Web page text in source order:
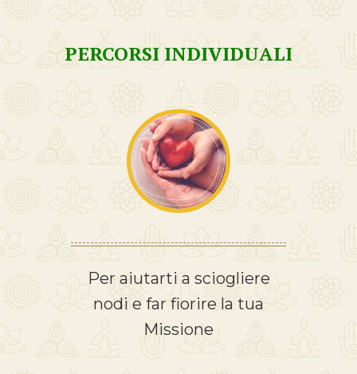
PERCORSI INDIVIDUALI
Per aiutarti a sciogliere
nodi e far fiorire la tua
Missione